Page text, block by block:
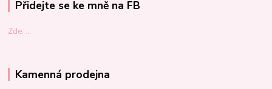
Přidejte se ke mně na FB
Zde: ...
Kamenná prodejna